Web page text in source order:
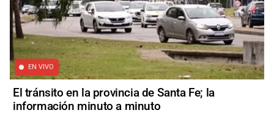
EN VIVO
El tránsito en la provincia de Santa Fe; la
información minuto a minuto